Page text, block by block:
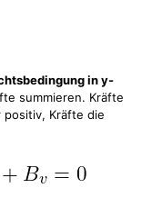
in y-
summieren. Kräfte
Kräfte die